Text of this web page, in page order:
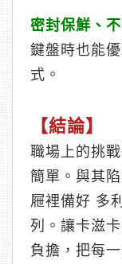
密封保鮮、
鍵盤時也能
式。
【結論】
職場上的挑
簡單。與其
屜裡備好 多
列。讓卡滋
負擔，把每